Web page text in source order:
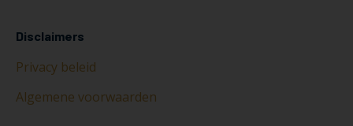
Disclaimers
Privacy beleid
Algemene voorwaarden